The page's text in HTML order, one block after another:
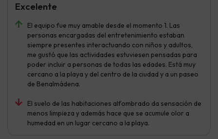
El equipo fue muy amable desde el momento 1. Las
personas encargadas del entretenimiento estaban
siempre presentes interactuando con niños y adultos,
me gustó que las actividades estuviesen pensadas para
poder incluir a personas de todas las edades. Está muy
cercano a la playa y del centro de la ciudad y a un paseo
de Benalmádena.
El suelo de las habitaciones alfombrado da sensación de
menos limpieza y además hace que se acumule olor a
humedad en un lugar cercano a la playa.
Excelente